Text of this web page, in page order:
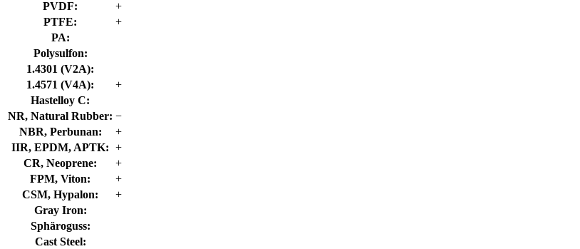
PVDF:
+
PTFE:
+
PA:
Polysulfon:
1.4301 (V2A):
1.4571 (V4A):
+
Hastelloy C:
NR, Natural Rubber: −
NBR, Perbunan:
+
IIR, EPDM, APTK: +
CR, Neoprene:
+
FPM, Viton:
+
CSM, Hypalon:
+
Gray Iron:
Sphäroguss:
Cast Steel: